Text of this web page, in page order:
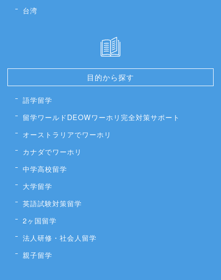
台湾
目的から探す
語学留学
留学ワールドDEOWワーホリ完全対策サポート
オーストラリアでワーホリ
カナダでワーホリ
中学高校留学
大学留学
英語試験対策留学
2ヶ国留学
法人研修・社会人留学
親子留学